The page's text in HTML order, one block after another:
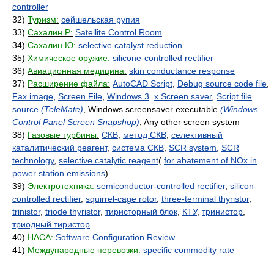
controller
32) Туризм: сейшельская рупия
33) Сахалин Р: Satellite Control Room
34) Сахалин Ю: selective catalyst reduction
35) Химическое оружие: silicone-controlled rectifier
36) Авиационная медицина: skin conductance response
37) Расширение файла: AutoCAD Script Debug source code file
Fax image Screen File Windows 3 x Screen saver, Script file
source (TeleMate) , Windows screensaver executable (Windows
Control Panel Screen Snapshop) , Any other screen system
38) Газовые турбины: СКВ метод СКВ селективный
каталитический реагент, система СКВ SCR system SCR
technology, selective catalytic reagent( for abatement of NOx in
power station emissions)
39) Электротехника: semiconductor-controlled rectifier, silicon-
controlled rectifier, squirrel-cage rotor, three-terminal thyristor,
trinistor, triode thyristor, тиристорный блок КТУ, тринистор
триодный тиристор
40) НАСА: Software Configuration Review
41) Международные перевозки: specific commodity rate